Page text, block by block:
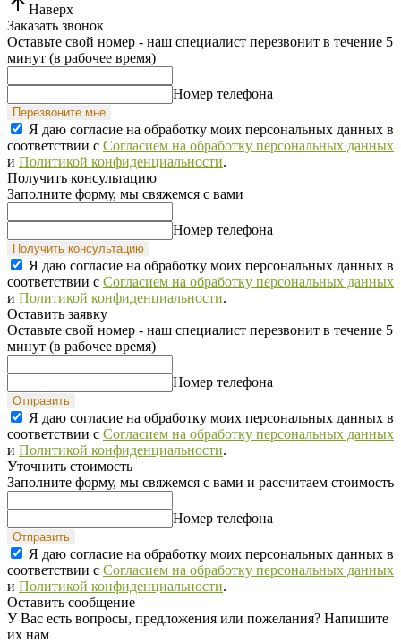
Наверх
Заказать звонок
Оставьте свой номер - наш специалист перезвонит в течение 5
минут (в рабочее время)
Номер телефона
Перезвоните мне
Я даю согласие на обработку моих персональных данных в
соответствии с Согласием на обработку персональных данных
и Политикой конфиденциальности.
Получить консультацию
Заполните форму, мы свяжемся с вами
Номер телефона
Получить консультацию
Я даю согласие на обработку моих персональных данных в
соответствии с Согласием на обработку персональных данных
и Политикой конфиденциальности.
Оставить заявку
Оставьте свой номер - наш специалист перезвонит в течение 5
минут (в рабочее время)
Номер телефона
Отправить
Я даю согласие на обработку моих персональных данных в
соответствии с Согласием на обработку персональных данных
и Политикой конфиденциальности.
Уточнить стоимость
Заполните форму, мы свяжемся с вами и рассчитаем стоимость
Номер телефона
Отправить
Я даю согласие на обработку моих персональных данных в
соответствии с Согласием на обработку персональных данных
и Политикой конфиденциальности.
Оставить сообщение
У Вас есть вопросы, предложения или пожелания? Напишите
их нам